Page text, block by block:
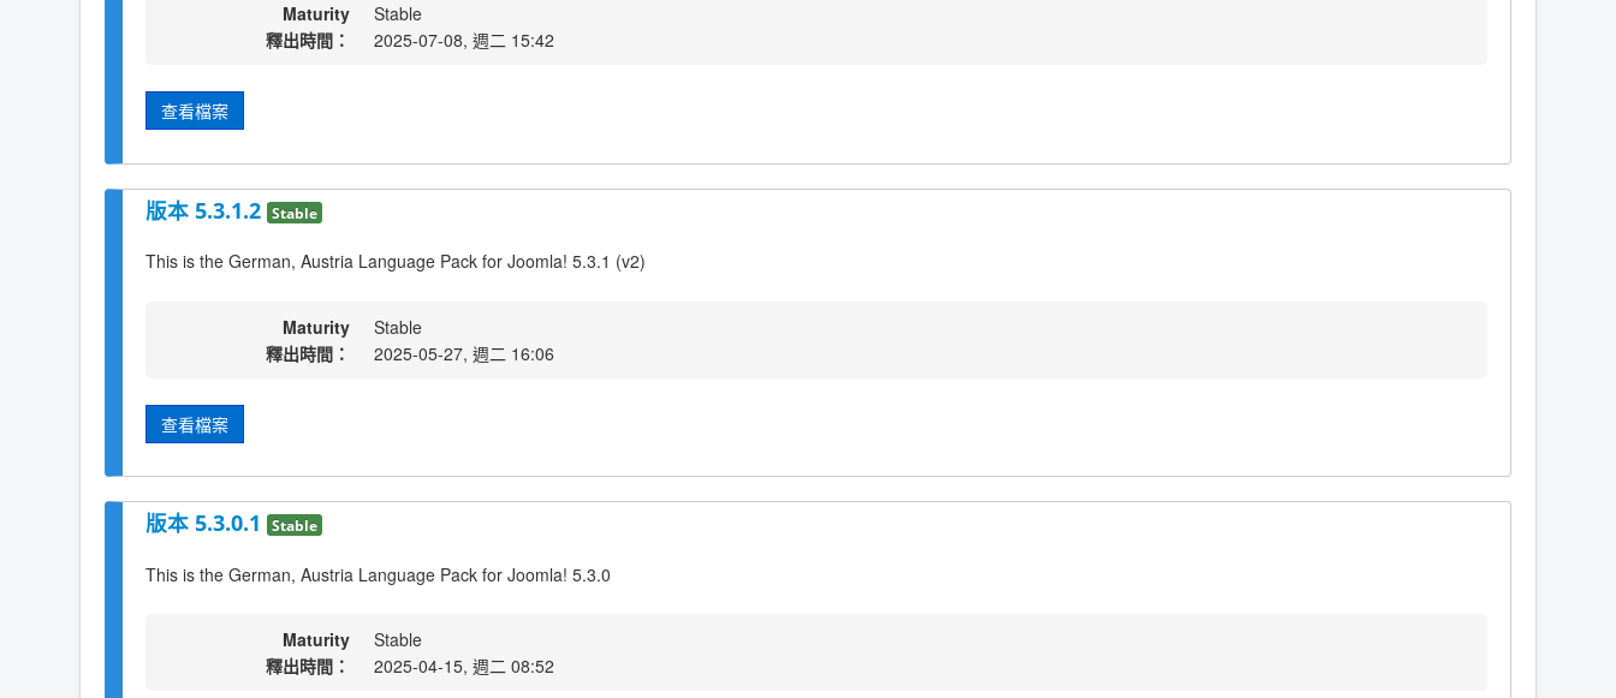
Maturity
Stable
釋出時間：
2025-07-08, 週二 15:42
查看檔案
版本 5.3.1.2 Stable
This is the German, Austria Language Pack for Joomla! 5.3.1 (v2)
Maturity
Stable
釋出時間：
2025-05-27, 週二 16:06
查看檔案
版本 5.3.0.1 Stable
This is the German, Austria Language Pack for Joomla! 5.3.0
Maturity
Stable
釋出時間：
2025-04-15, 週二 08:52